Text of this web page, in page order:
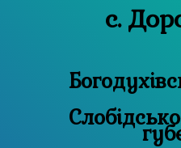
с.